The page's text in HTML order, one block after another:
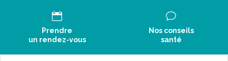
Prendre
un rendez-vous
Nos conseils
santé